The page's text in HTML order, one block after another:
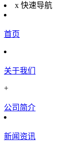
x 快速导航
首页
关于我们
+
公司简介
新闻资讯